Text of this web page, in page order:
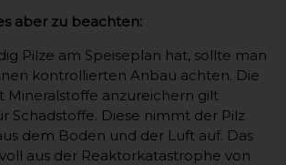
aber zu beachten:
Pilze am Speiseplan hat, sollte man
kontrollierten Anbau achten. Die
Mineralstoffe anzureichern gilt
Schadstoffe. Diese nimmt der Pilz
dem Boden und der Luft auf. Das
aus der Reaktorkatastrophe von